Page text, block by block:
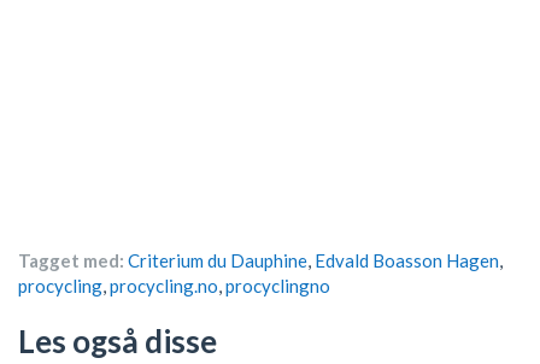
Tagget med: Criterium du Dauphine, Edvald Boasson Hagen,
procycling,procycling.no,procyclingno
Les også disse